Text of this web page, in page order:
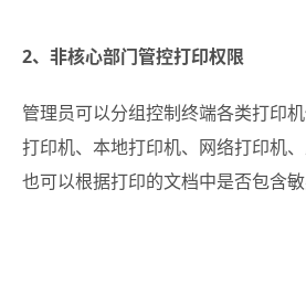
2、非核心部门管控打印权限
管理员可以分组控制终端各类打印
打印机、本地打印机、网络打印机、
也可以根据打印的文档中是否包含敏